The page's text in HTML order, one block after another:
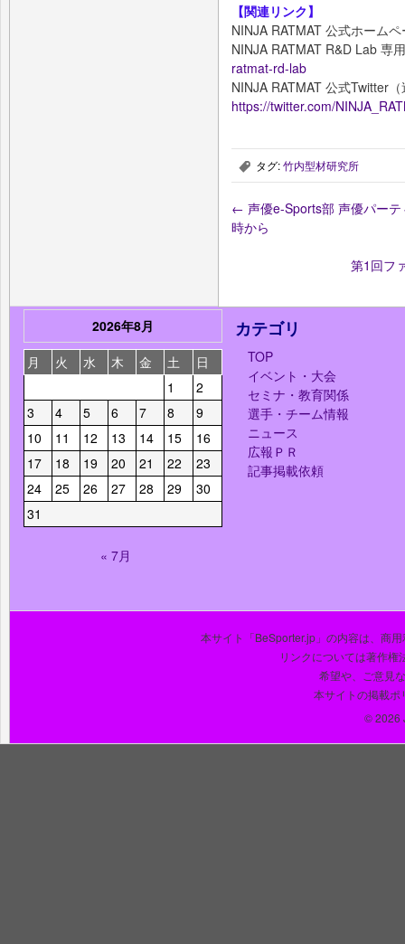
【関連リンク】
NINJA RATMAT 公式ホー
NINJA RATMAT R&D Lab
ratmat-rd-lab
NINJA RATMAT 公式Twitter
https://twitter.com/
, タグ:竹内型材研究所
← 声優e-Sports部 声優パー
時から
第1回フ
2026年8月
月
火 水 木 金 土
日
1
2
3
4 5 6 7 8
9
10
11 12 13 14 15
16
17
18 19 20 21 22
23
24
25 26 27 28 29
30
31
« 7月
カテゴリ
TOP
イベント・大会
セミナ・教育関係
選手・チーム情報
ニュース
広報ＰＲ
記事掲載依頼
本サイト「BeSporter.jp」の内容は、商
リンクについては著作権
希望や、ご意見
本サイトの掲載ポ
© 2026